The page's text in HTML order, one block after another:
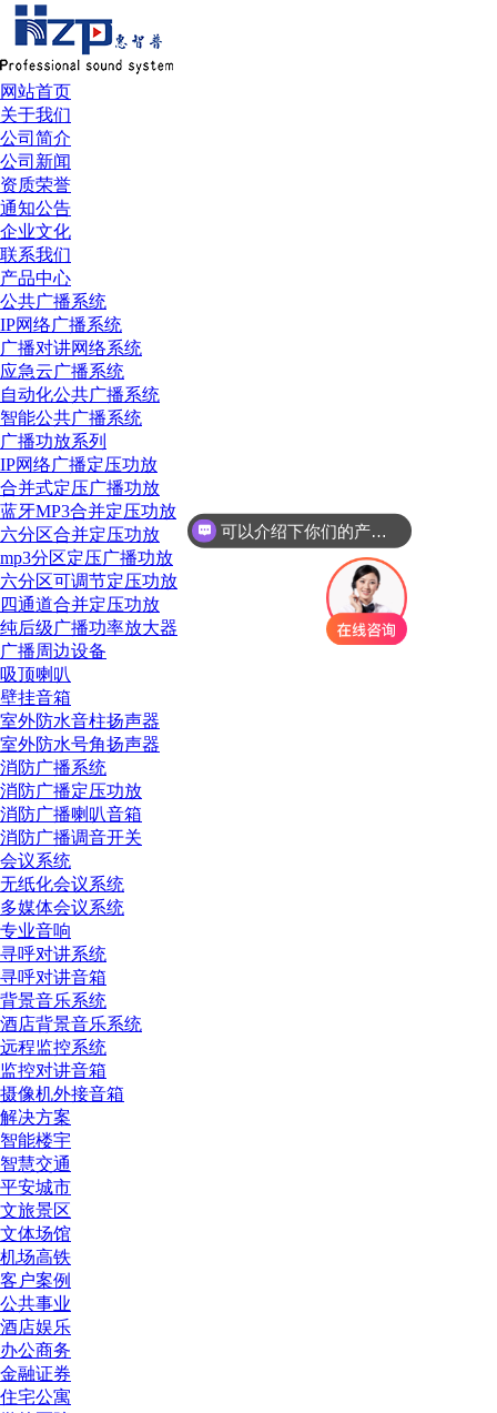
网站首页
关于我们
公司简介
公司新闻
资质荣誉
通知公告
企业文化
联系我们
产品中心
公共广播系统
IP网络广播系统
广播对讲网络系统
应急云广播系统
自动化公共广播系统
智能公共广播系统
广播功放系列
IP网络广播定压功放
合并式定压广播功放
蓝牙MP3合并定压功放
六分区合并定压功放
mp3分区定压广播功放
六分区可调节定压功放
四通道合并定压功放
纯后级广播功率放大器
广播周边设备
吸顶喇叭
壁挂音箱
室外防水音柱扬声器
室外防水号角扬声器
消防广播系统
消防广播定压功放
消防广播喇叭音箱
消防广播调音开关
会议系统
无纸化会议系统
多媒体会议系统
专业音响
寻呼对讲系统
寻呼对讲音箱
背景音乐系统
酒店背景音乐系统
远程监控系统
监控对讲音箱
摄像机外接音箱
解决方案
智能楼宇
智慧交通
平安城市
文旅景区
文体场馆
机场高铁
客户案例
公共事业
酒店娱乐
办公商务
金融证券
住宅公寓
你们是怎么收费的呢